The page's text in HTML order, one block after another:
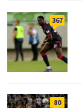
367
80